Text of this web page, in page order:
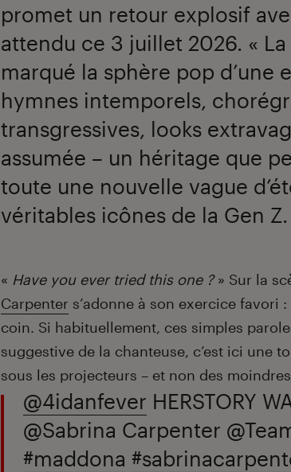
promet un retour explosif
attendu ce 3 juillet 2026. « La
marqué la sphère pop d’une
hymnes intemporels,
transgressives, looks
assumée – un héritage que
toute une nouvelle vague
véritables icônes de la Gen Z.
Introduction
« Have you ever tried this one ?» Sur la
Carpenter s’adonne à son exercice favori
coin. Si habituellement, ces simples
suggestive de la chanteuse, c’est ici une
sous les projecteurs – et non des
@4idanfever HERSTORY
@Sabrina Carpenter
#maddona